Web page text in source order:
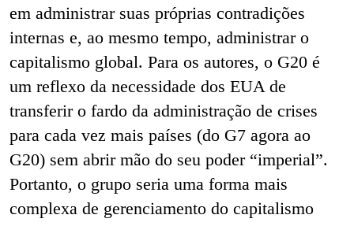
em administrar suas próprias contradições
internas e, ao mesmo tempo, administrar o
capitalismo global. Para os autores, o G20 é
um reflexo da necessidade dos EUA de
transferir o fardo da administração de crises
para cada vez mais países (do G7 agora ao
G20) sem abrir mão do seu poder “imperial”.
Portanto, o grupo seria uma forma mais
complexa de gerenciamento do capitalismo